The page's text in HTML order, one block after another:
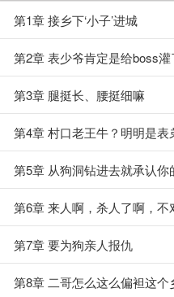
第1章 接乡下‘小子’进城
第2章 表少爷肯定是给boss灌
第3章 腿挺长、腰挺细嘛
第4章 村口老王牛？明明是表
第5章 从狗洞钻进去就承认你
第6章 来人啊，杀人了啊，不
第7章 要为狗亲人报仇
第8章 二哥怎么这么偏袒这个